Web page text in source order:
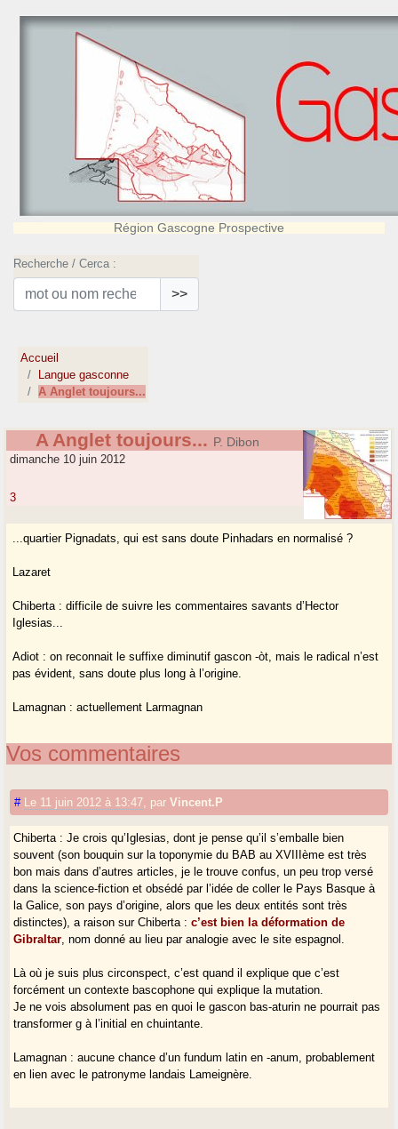
Région Gascogne Prospective
Recherche / Cerca :
>>
Accueil
Langue gasconne
A Anglet toujours...
A Anglet toujours... P. Dibon
dimanche 10 juin 2012
3
...quartier Pignadats, qui est sans doute Pinhadars en normalisé ?
Lazaret
Chiberta : difficile de suivre les commentaires savants d’Hector
Iglesias...
Adiot : on reconnait le suffixe diminutif gascon -òt, mais le radical n’est
pas évident, sans doute plus long à l’origine.
Lamagnan : actuellement Larmagnan
Vos commentaires
# Le 11 juin 2012 à 13:47 parVincent.P
Chiberta : Je crois qu’Iglesias, dont je pense qu’il s’emballe bien
souvent (son bouquin sur la toponymie du BAB au XVIIIème est très
bon mais dans d’autres articles, je le trouve confus, un peu trop versé
dans la science-fiction et obsédé par l’idée de coller le Pays Basque à
la Galice, son pays d’origine, alors que les deux entités sont très
distinctes), a raison sur Chiberta :c’est bien la déformation de
Gibraltar , nom donné au lieu par analogie avec le site espagnol.
Là où je suis plus circonspect, c’est quand il explique que c’est
forcément un contexte bascophone qui explique la mutation.
Je ne vois absolument pas en quoi le gascon bas-aturin ne pourrait pas
transformer g à l’initial en chuintante.
Lamagnan : aucune chance d’un fundum latin en -anum, probablement
en lien avec le patronyme landais Lameignère.